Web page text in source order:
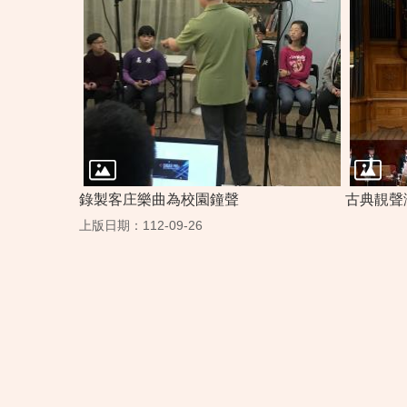
錄製客庄樂曲為校園鐘聲 古典靚聲
上版日期：112-09-26